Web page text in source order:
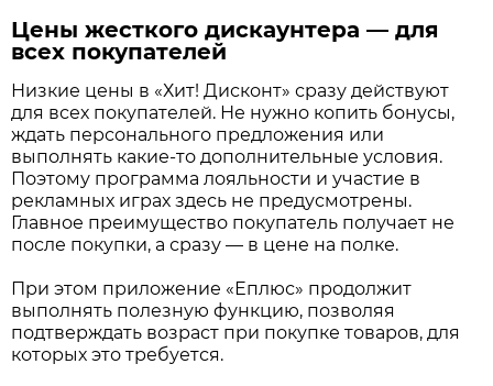
Цены жесткого дискаунтера — для
всех покупателей
Низкие цены в «Хит! Дисконт» сразу действуют
для всех покупателей. Не нужно копить бонусы,
ждать персонального предложения или
выполнять какие-то дополнительные условия.
Поэтому программа лояльности и участие в
рекламных играх здесь не предусмотрены.
Главное преимущество покупатель получает не
после покупки, а сразу — в цене на полке.
При этом приложение «Еплюс» продолжит
выполнять полезную функцию, позволяя
подтверждать возраст при покупке товаров, для
которых это требуется.